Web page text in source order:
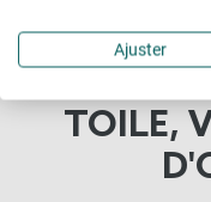
TOILE,
Ajuster